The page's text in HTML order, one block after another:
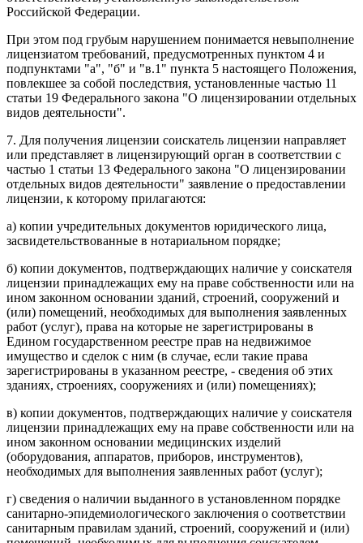
Российской Федерации.
При этом под грубым нарушением понимается невыполнение
лицензиатом требований, предусмотренных пунктом 4 и
подпунктами "а", "б" и "в.1" пункта 5 настоящего Положения,
повлекшее за собой последствия, установленные частью 11
статьи 19 Федерального закона "О лицензировании отдельных
видов деятельности".
7. Для получения лицензии соискатель лицензии направляет
или представляет в лицензирующий орган в соответствии с
частью 1 статьи 13 Федерального закона "О лицензировании
отдельных видов деятельности" заявление о предоставлении
лицензии, к которому прилагаются:
а) копии учредительных документов юридического лица,
засвидетельствованные в нотариальном порядке;
б) копии документов, подтверждающих наличие у соискателя
лицензии принадлежащих ему на праве собственности или на
ином законном основании зданий, строений, сооружений и
(или) помещений, необходимых для выполнения заявленных
работ (услуг), права на которые не зарегистрированы в
Едином государственном реестре прав на недвижимое
имущество и сделок с ним (в случае, если такие права
зарегистрированы в указанном реестре, - сведения об этих
зданиях, строениях, сооружениях и (или) помещениях);
в) копии документов, подтверждающих наличие у соискателя
лицензии принадлежащих ему на праве собственности или на
ином законном основании медицинских изделий
(оборудования, аппаратов, приборов, инструментов),
необходимых для выполнения заявленных работ (услуг);
г) сведения о наличии выданного в установленном порядке
санитарно-эпидемиологического заключения о соответствии
санитарным правилам зданий, строений, сооружений и (или)